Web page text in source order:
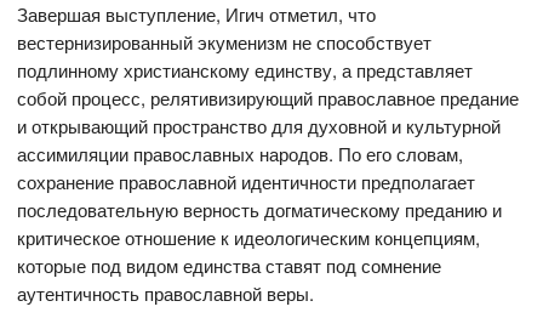
Завершая выступление, Игич отметил, что
вестернизированный экуменизм не способствует
подлинному христианскому единству, а представляет
собой процесс, релятивизирующий православное предание
и открывающий пространство для духовной и культурной
ассимиляции православных народов. По его словам,
сохранение православной идентичности предполагает
последовательную верность догматическому преданию и
критическое отношение к идеологическим концепциям,
которые под видом единства ставят под сомнение
аутентичность православной веры.